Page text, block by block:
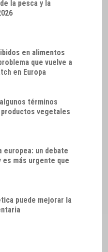
la pesca y la
en alimentos
que vuelve a
en Europa
términos
vegetales
europea: un debate
es más urgente que
puede mejorar la